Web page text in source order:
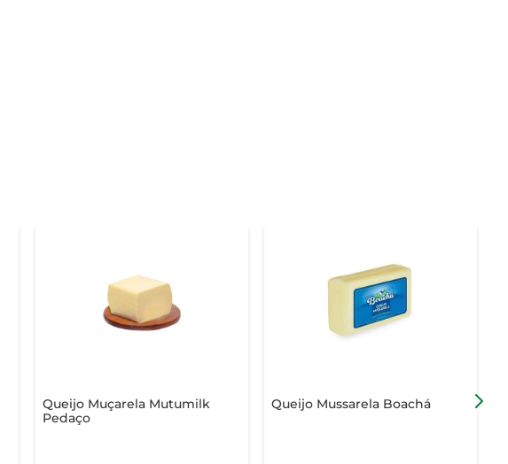
Queijo Muçarela Mutumilk
Pedaço
Queijo Mussarela Boachá